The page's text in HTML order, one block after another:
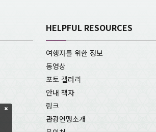
HELPFUL RESOURCES
여행자를 위한 정보
동영상
포토 갤러리
안내 책자
링크
관광연맹소개